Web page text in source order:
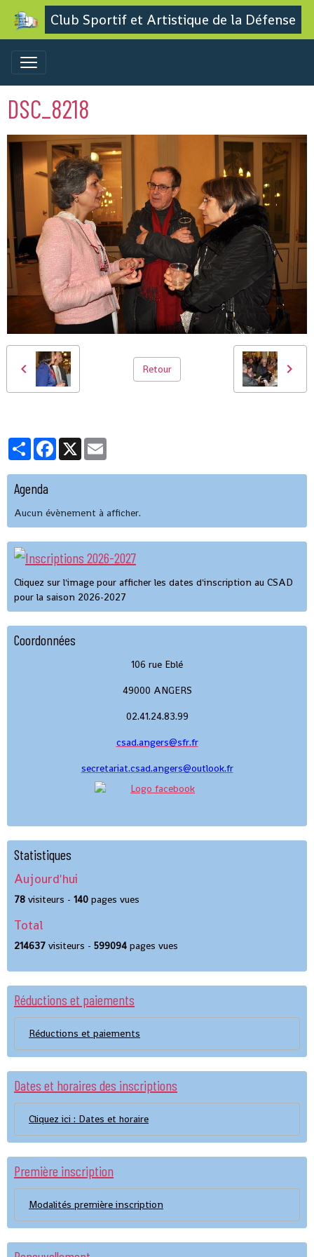
Club Sportif et Artistique de la Défense
DSC_8218
Retour
PartagerFacebook
X
Agenda
Aucun évènement à afficher.
Cliquez sur l'image pour afficher les dates d'inscription au CSAD
pour la saison 2026-2027
Coordonnées
106 rue Eblé
49000 ANGERS
02.41.24.83.99
csad.angers@sfr.fr
secretariat.csad.angers@outlook.fr
Statistiques
Aujourd'hui
78 visiteurs - 140 pages vues
Total
214637 visiteurs - 599094 pages vues
Réductions et paiements
Réductions et paiements
Dates et horaires des inscriptions
Cliquez ici : Dates et horaire
Première inscription
Modalités première inscription